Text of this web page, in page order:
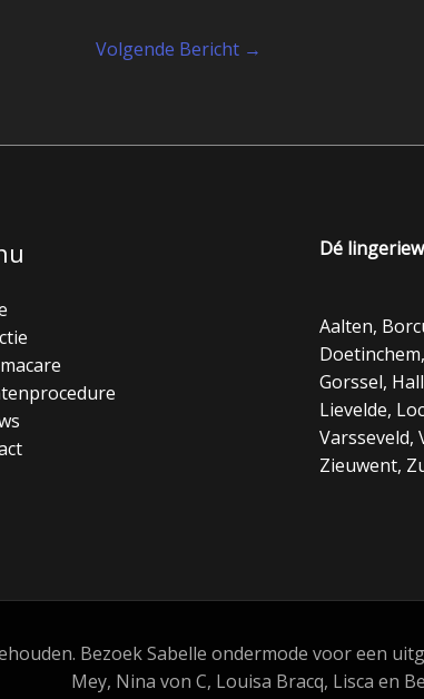
Volgende Bericht →
Dé
Aalten,
Gorssel,
Lievelde,
Varsseveld,
Zieuwent,
Bezoek Sabelle ondermode voor een
Mey, Nina von C, Louisa Bracq, Lisca en